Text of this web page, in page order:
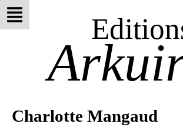
Charlotte Mangaud